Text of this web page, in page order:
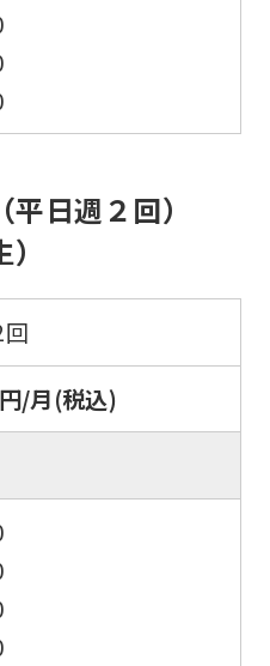
日週２回）
/月(税込)